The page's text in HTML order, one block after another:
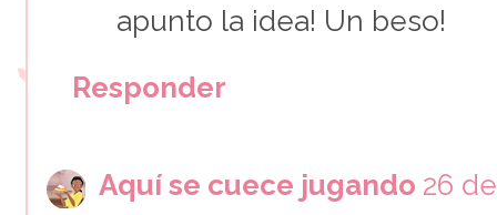
apunto la idea! Un beso!
Responder
Aquí se cuece jugando 26